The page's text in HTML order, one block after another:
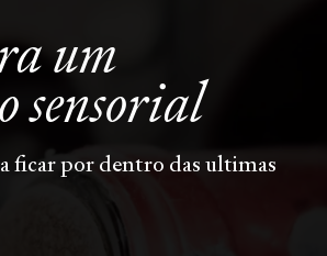
um
sensorial
ficar por dentro das ultimas